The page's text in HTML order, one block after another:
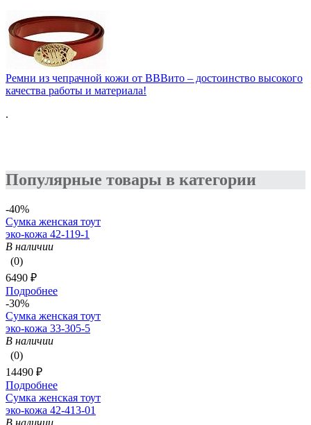
Ремни из чепрачной кожи от ВВВито – достоинство высокого
качества работы и материала!
.
Популярные товары в категории
-40%
Сумка женская тоут
эко-кожа 42-119-1
В наличии
(0)
6490 ₽
Подробнее
-30%
Сумка женская тоут
эко-кожа 33-305-5
В наличии
(0)
14490 ₽
Подробнее
Сумка женская тоут
эко-кожа 42-413-01